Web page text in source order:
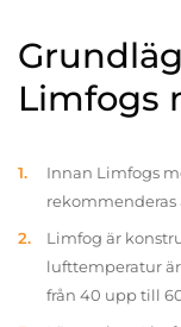
Limfogs
Innan Limfogs
Limfog är
lufttemperatur
från 40 upp till